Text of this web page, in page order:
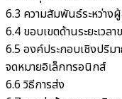
6.3 ความสัมพันธ์ระหว่า
6.4 ขอบเขตด้านระยะเว
6.5 องค์ประกอบเชิงปริ
จดหมายอิเล็กทรอนิกส์
6.6 วิธีการส่ง